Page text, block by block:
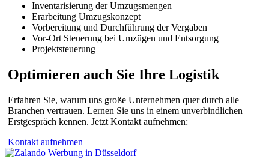
Inventarisierung der Umzugsmengen
Erarbeitung Umzugskonzept
Vorbereitung und Durchführung der Vergaben
Vor-Ort Steuerung bei Umzügen und Entsorgung
Projektsteuerung
Optimieren auch Sie Ihre Logistik
Erfahren Sie, warum uns große Unternehmen quer durch alle
Branchen vertrauen. Lernen Sie uns in einem unverbindlichen
Erstgespräch kennen. Jetzt Kontakt aufnehmen:
Kontakt aufnehmen